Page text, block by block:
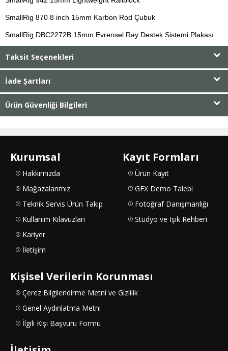
SmallRig 870 8 inch 15mm Karbon Rod Çubuk
SmallRig DBC2272B 15mm Evrensel Ray Destek Sistemi Plakası
Taksit Seçenekleri
İade Şartları
Ürün Güvenliği Bilgileri
Kurumsal
Hakkımızda
Mağazalarımız
Teknik Servis Ürün Takip
Kullanım Kılavuzları
Kariyer
İletişim
Kayıt Formları
Ürün Kayıt
GFX Demo Talebi
Fotoğraf Danışmanlığı
Stüdyo ve Işık Rehberi
Kişisel Verilerin Korunması
Çerez Bilgilendirme Metni ve Gizlilik
Genel Aydınlatma Metni
İlgili Kişi Başvuru Formu